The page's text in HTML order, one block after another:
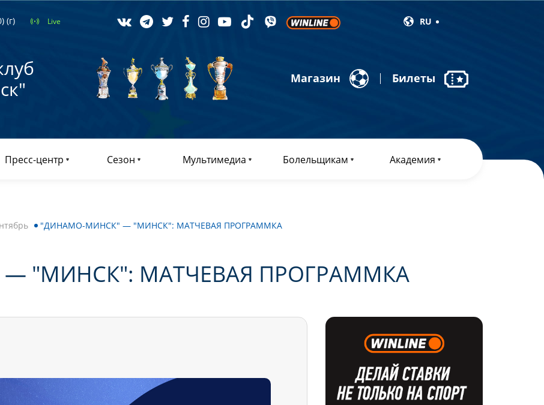
(г) Live RU
Магазин Билеты
Пресс-центр Сезон Мультимедиа Болельщикам Академия
"ДИНАМО-МИНСК" — "МИНСК": МАТЧЕВАЯ ПРОГРАММКА
"МИНСК": МАТЧЕВАЯ ПРОГРАММКА